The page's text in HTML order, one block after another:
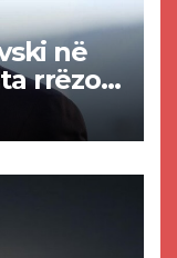
në
rrëzon